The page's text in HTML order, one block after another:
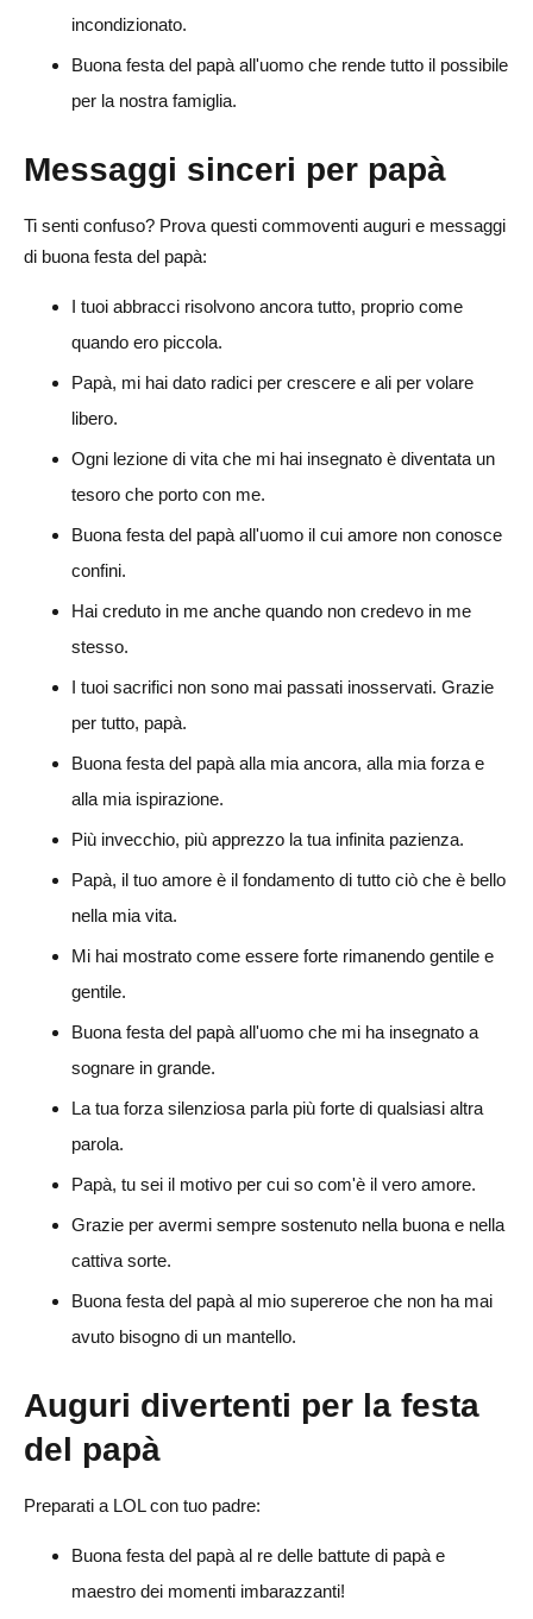
incondizionato.
Buona festa del papà all'uomo che rende tutto il possibile
per la nostra famiglia.
Messaggi sinceri per papà
Ti senti confuso? Prova questi commoventi auguri e messaggi
di buona festa del papà:
I tuoi abbracci risolvono ancora tutto, proprio come
quando ero piccola.
Papà, mi hai dato radici per crescere e ali per volare
libero.
Ogni lezione di vita che mi hai insegnato è diventata un
tesoro che porto con me.
Buona festa del papà all'uomo il cui amore non conosce
confini.
Hai creduto in me anche quando non credevo in me
stesso.
I tuoi sacrifici non sono mai passati inosservati. Grazie
per tutto, papà.
Buona festa del papà alla mia ancora, alla mia forza e
alla mia ispirazione.
Più invecchio, più apprezzo la tua infinita pazienza.
Papà, il tuo amore è il fondamento di tutto ciò che è bello
nella mia vita.
Mi hai mostrato come essere forte rimanendo gentile e
gentile.
Buona festa del papà all'uomo che mi ha insegnato a
sognare in grande.
La tua forza silenziosa parla più forte di qualsiasi altra
parola.
Papà, tu sei il motivo per cui so com'è il vero amore.
Grazie per avermi sempre sostenuto nella buona e nella
cattiva sorte.
Buona festa del papà al mio supereroe che non ha mai
avuto bisogno di un mantello.
Auguri divertenti per la festa
del papà
Preparati a LOL con tuo padre:
Buona festa del papà al re delle battute di papà e
maestro dei momenti imbarazzanti!